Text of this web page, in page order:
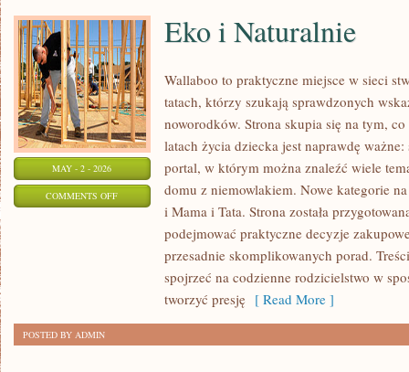
MAY - 2 - 2026
COMMENTS OFFON
NATURALNIE
Eko i Naturalnie
Wallaboo to praktyczne miejsce w sieci
tatach, którzy szukają sprawdzonych
noworodków. Strona skupia się na tym,
latach życia dziecka jest naprawdę
portal, w którym można znaleźć wiele
domu z niemowlakiem. Nowe kategorie
i Mama i Tata. Strona została
podejmować praktyczne decyzje
przesadnie skomplikowanych porad.
spojrzeć na codzienne rodzicielstwo w
tworzyć presję [ Read More ]
POSTED BY ADMIN